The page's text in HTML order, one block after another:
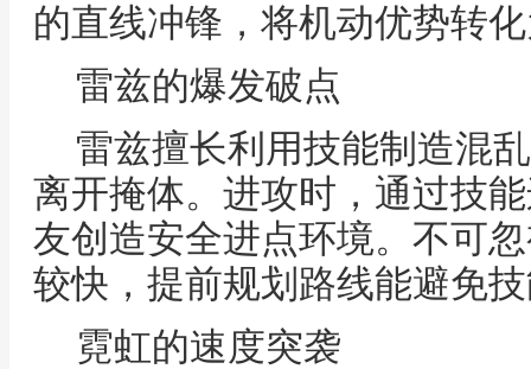
的直线冲锋，将机动优势转
雷兹的爆发破点
雷兹擅长利用技能制造混
离开掩体。进攻时，通过技
友创造安全进点环境。不可
较快，提前规划路线能避免
霓虹的速度突袭